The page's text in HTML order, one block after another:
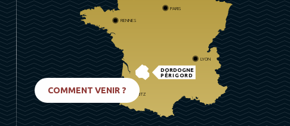
DORDOGNE
PÉRIGORD
PARIS
RENNES
LYON
BIARRITZ
COMMENT VENIR ?